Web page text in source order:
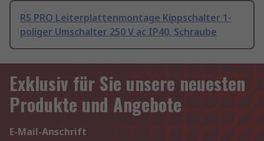
RS PRO Leiterplattenmontage Kippschalter 1-
poliger Umschalter 250 V ac IP40, Schraube
Exklusiv für Sie unsere neuesten
Produkte und Angebote
E-Mail-Anschrift